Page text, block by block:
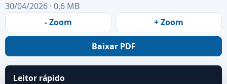
30/04/2026 · 0,6 MB
- Zoom
+ Zoom
Baixar PDF
Leitor rápido